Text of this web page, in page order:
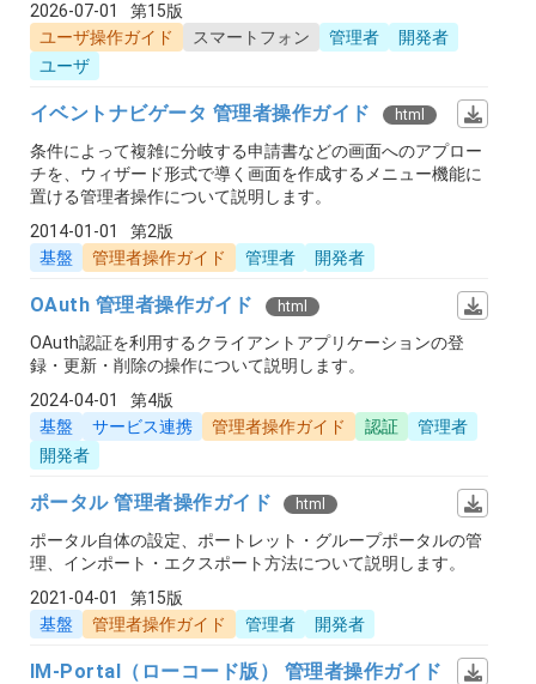
2026-07-01
第15版
ユーザ操作ガイド
スマートフォン 管理者
開発者
ユーザ
イベントナビゲータ 管理者操作ガイド html
条件によって複雑に分岐する申請書などの画面へのアプロー
チを、ウィザード形式で導く画面を作成するメニュー機能に
置ける管理者操作について説明します。
2014-01-01
第2版
基盤
管理者操作ガイド 管理者 開発者
OAuth 管理者操作ガイド html
OAuth認証を利用するクライアントアプリケーションの登
録・更新・削除の操作について説明します。
2024-04-01
第4版
基盤
サービス連携 管理者操作ガイド 認証
管理者
開発者
ポータル 管理者操作ガイド html
ポータル自体の設定、ポートレット・グループポータルの管
理、インポート・エクスポート方法について説明します。
2021-04-01
第15版
基盤
管理者操作ガイド 管理者 開発者
IM-Portal（ローコード版） 管理者操作ガイド